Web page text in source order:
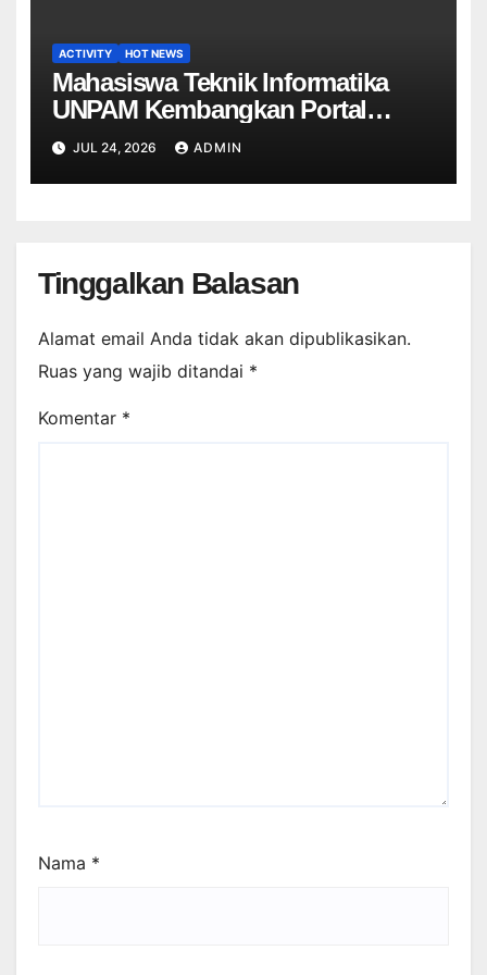
ACTIVITY HOT NEWS
Mahasiswa Teknik Informatika
UNPAM Kembangkan Portal
Informasi Sekolah Berbasis Web
untuk SDN Curug 4
JUL 24, 2026 ADMIN
Tinggalkan Balasan
Alamat email Anda tidak akan dipublikasikan.
Ruas yang wajib ditandai *
Komentar *
Nama *